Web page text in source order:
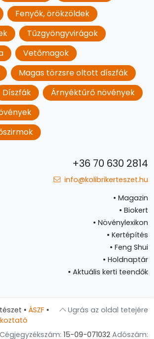
Fenyők, örökzöldek
Tűzgyöngyvirágok
Vetőmagok
Magas törzsre oltott díszfák
Díszfák
Árnyéktűrő növények
+36 70 630 2814
info@kolibrikerteszet.hu
• Magazin
• Biokert
• Növénylexikon
• Kertépítés
• Feng Shui
• Holdnaptár
• Aktuális kerti teendők
Ugrás az oldal tetejére
• ÁSZF •
Cégjegyzékszám: 15-09-071032 Adószám: